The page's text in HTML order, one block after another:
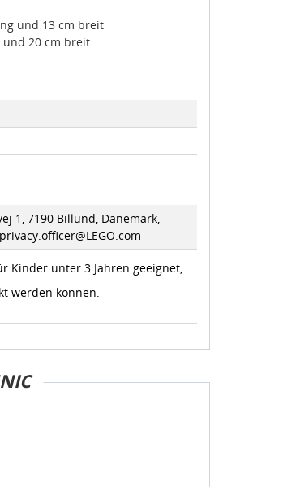
und 13 cm breit
und 20 cm breit
1, 7190 Billund, Dänemark,
Kinder unter 3 Jahren geeignet,
werden können.